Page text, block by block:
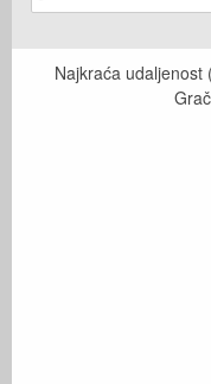
Najkraća udaljenost